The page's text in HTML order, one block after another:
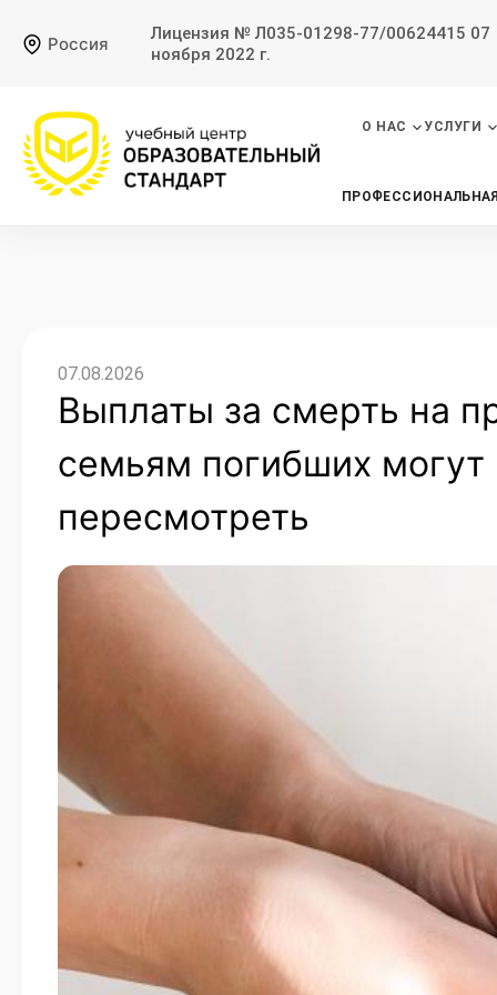
Россия
Лицензия № Л035-01298-77/00624415 07
ноября 2022 г.
О НАС УСЛУГИ
07.08.2026
Выплаты за смерть на
семьям погибших могут
пересмотреть